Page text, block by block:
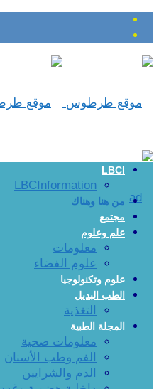
LBCI
LBCInformation
من هنا وهناك
مجتمع
علم وعلوم
معلومات
علوم الفضاء
علوم وتكنولوجيا
الطب البديل
التغذية
المجلة الطبية
معلومات صحية
الفم وطب الأسنان
الدم والشرايين